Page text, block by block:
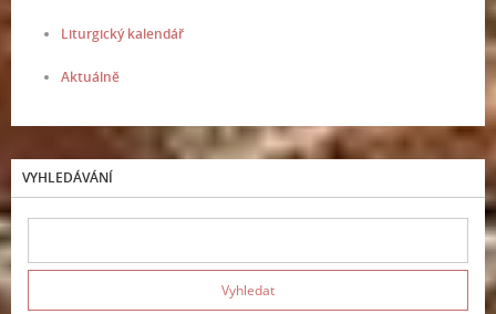
Liturgický kalendář
Aktuálně
VYHLEDÁVÁNÍ